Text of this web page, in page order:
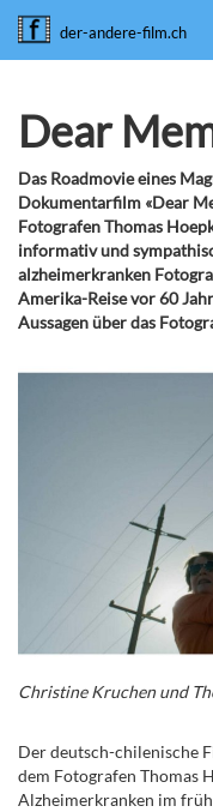
der-andere-film.ch
Dear
Das Roadmovie eines
Dokumentarfilm «Dear
Fotografen Thomas
informativ und
alzheimerkranken
Amerika-Reise vor 60
Aussagen über das
Christine Kruchen und
Der deutsch-chilenische
dem Fotografen Thomas
Alzheimerkranken im